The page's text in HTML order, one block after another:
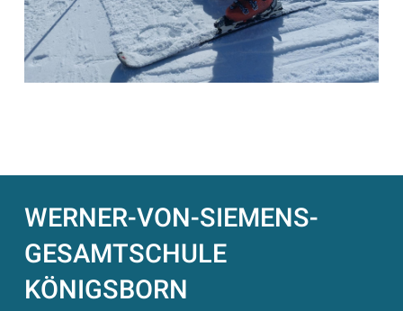
WERNER-VON-SIEMENS-
GESAMTSCHULE
KÖNIGSBORN